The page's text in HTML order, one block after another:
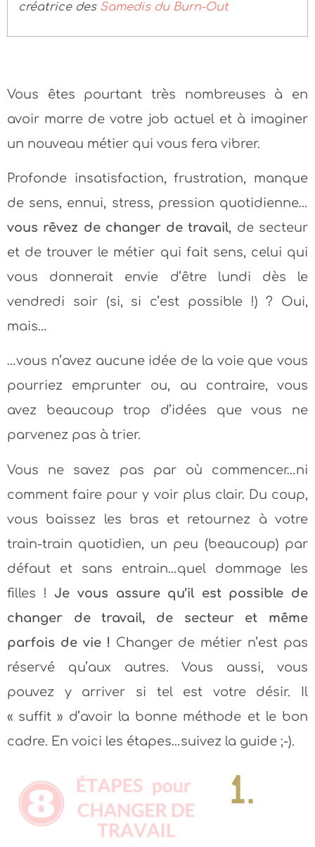
créatrice des Samedis du Burn-Out
Vous êtes pourtant très nombreuses à en
avoir marre de votre job actuel et à imaginer
un nouveau métier qui vous fera vibrer.
Profonde insatisfaction, frustration, manque
de sens, ennui, stress, pression quotidienne…
vous rêvez de changer de travail, de secteur
et de trouver le métier qui fait sens, celui qui
vous donnerait envie d’être lundi dès le
vendredi soir (si, si c’est possible !) ? Oui,
mais…
…vous n’avez aucune idée de la voie que vous
pourriez emprunter ou, au contraire, vous
avez beaucoup trop d’idées que vous ne
parvenez pas à trier.
Vous ne savez pas par où commencer…ni
comment faire pour y voir plus clair. Du coup,
vous baissez les bras et retournez à votre
train-train quotidien, un peu (beaucoup) par
défaut et sans entrain…quel dommage les
filles ! Je vous assure qu’il est possible de
changer de travail, de secteur et même
parfois de vie ! Changer de métier n’est pas
réservé qu’aux autres. Vous aussi, vous
pouvez y arriver si tel est votre désir. Il
« suffit » d’avoir la bonne méthode et le bon
cadre. En voici les étapes…suivez la guide ;-).
1.